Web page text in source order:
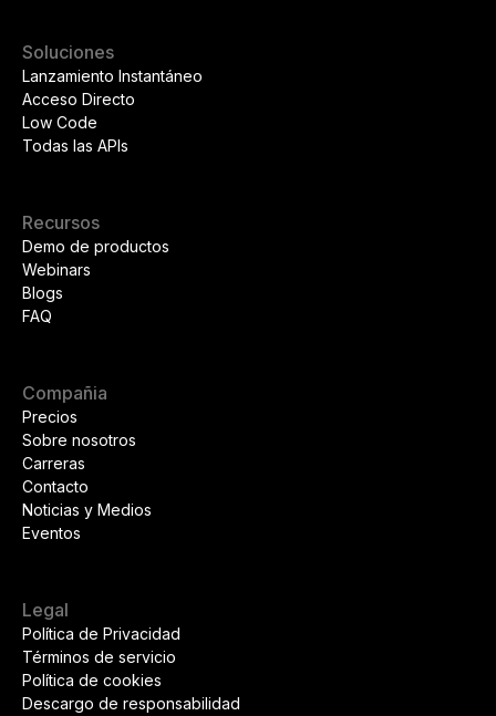
Soluciones
Lanzamiento Instantáneo
Acceso Directo
Low Code
Todas las APIs
Recursos
Demo de productos
Webinars
Blogs
FAQ
Compañia
Precios
Sobre nosotros
Carreras
Contacto
Noticias y Medios
Eventos
Legal
Política de Privacidad
Términos de servicio
Política de cookies
Descargo de responsabilidad